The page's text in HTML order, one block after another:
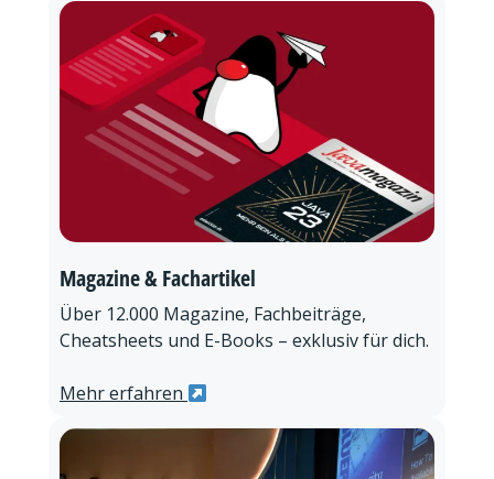
Magazine & Fachartikel
Über 12.000 Magazine, Fachbeiträge,
Cheatsheets und E-Books – exklusiv für dich.
Mehr erfahren